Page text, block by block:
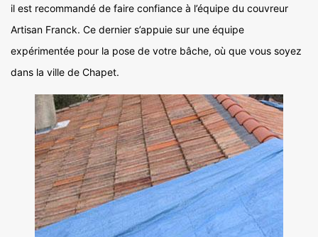
il est recommandé de faire confiance à l’équipe du couvreur
Artisan Franck. Ce dernier s’appuie sur une équipe
expérimentée pour la pose de votre bâche, où que vous soyez
dans la ville de Chapet.